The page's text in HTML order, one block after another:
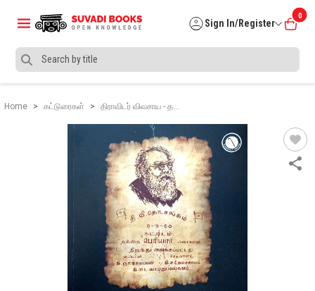
Sign In/Register
0
Home கட்டுரைகள் திராவிடர் விவசாய - த…